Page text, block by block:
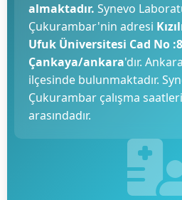
almaktadır. Synevo
Çukurambar'nin adresi
Ufuk Üniversitesi Cad No
Çankaya/ankara'dır.
ilçesinde bulunmaktadır.
Çukurambar çalışma saatleri
arasındadır.